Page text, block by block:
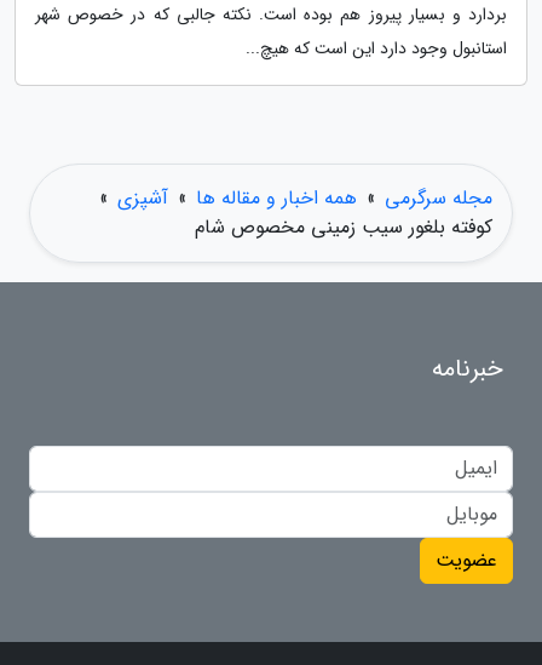
بردارد و بسیار پیروز هم بوده است. نکته جالبی که در خصوص شهر
استانبول وجود دارد این است که هیچ...
مجله سرگرمی » همه اخبار و مقاله ها » آشپزی »
کوفته بلغور سیب زمینی مخصوص شام
خبرنامه
عضویت